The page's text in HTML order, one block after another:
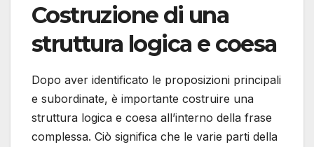
Costruzione di una
struttura logica e coesa
Dopo aver identificato le proposizioni principali
e subordinate, è importante costruire una
struttura logica e coesa all’interno della frase
complessa. Ciò significa che le varie parti della